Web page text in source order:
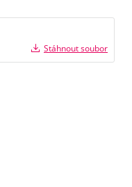
Stáhnout soubor